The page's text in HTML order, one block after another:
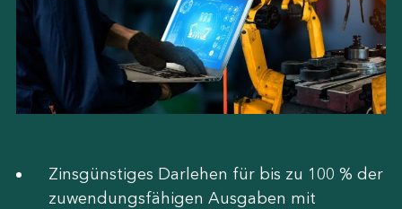
Zinsgünstiges Darlehen für bis zu 100 % der
zuwendungsfähigen Ausgaben mit